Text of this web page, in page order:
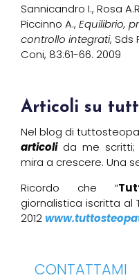
Sannicandro I., Rosa
Piccinno A., Equilibrio,
controllo integrati, Sds
Coni, 83:61-66. 2009
Articoli su
Nel blog di
articoli da me
mira a crescere. Una
Ricordo che “
giornalistica iscritta al
2012
CONTATTAMI